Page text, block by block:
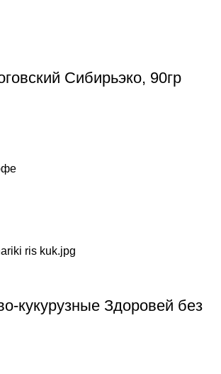
Сибирьэко, 90гр
кукурузные Здоровей без